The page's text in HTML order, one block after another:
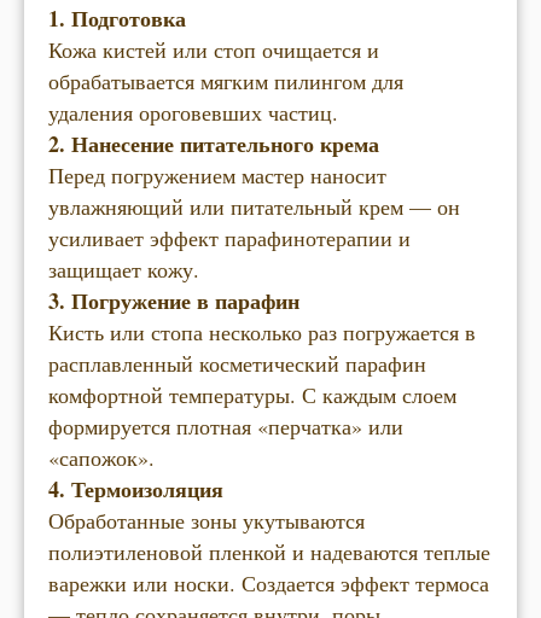
1. Подготовка
Кожа кистей или стоп очищается и
обрабатывается мягким пилингом для
удаления ороговевших частиц.
2. Нанесение питательного крема
Перед погружением мастер наносит
увлажняющий или питательный крем — он
усиливает эффект парафинотерапии и
защищает кожу.
3. Погружение в парафин
Кисть или стопа несколько раз погружается в
расплавленный косметический парафин
комфортной температуры. С каждым слоем
формируется плотная «перчатка» или
«сапожок».
4. Термоизоляция
Обработанные зоны укутываются
полиэтиленовой пленкой и надеваются теплые
варежки или носки. Создается эффект термоса